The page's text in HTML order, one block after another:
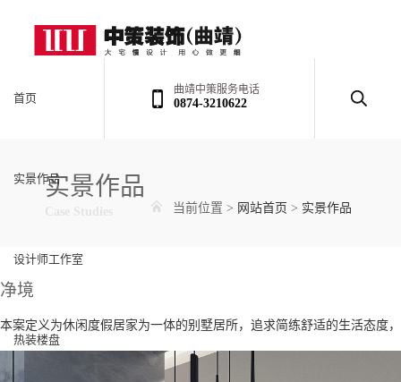
曲靖中策服务电话
0874-3210622
首页
实景作品
设计师工作室
热装楼盘
实景作品
当前位置 > 网站首页 > 实景作品
净境
本案定义为休闲度假居家为一体的别墅居所，追求简练舒适的生活态度